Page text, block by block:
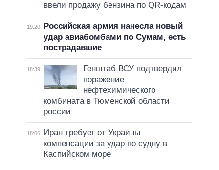
ввели продажу бензина по QR-кодам
19:20
Российская армия нанесла новый
удар авиабомбами по Сумам, есть
пострадавшие
18:39
Генштаб ВСУ подтвердил
поражение
нефтехимического
комбината в Тюменской области
россии
18:06
Иран требует от Украины
компенсации за удар по судну в
Каспийском море